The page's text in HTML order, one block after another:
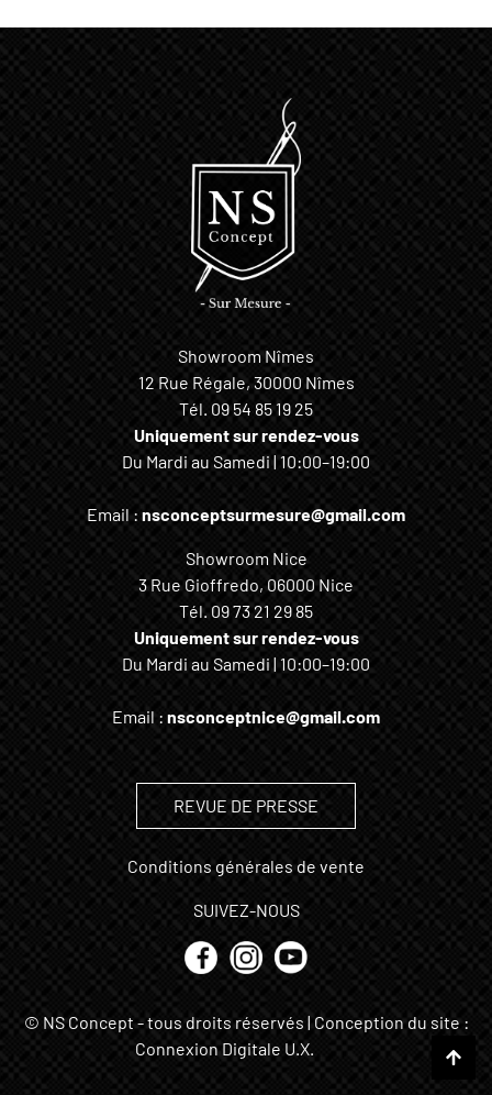
Showroom Nîmes
12 Rue Régale, 30000 Nîmes
Tél. 09 54 85 19 25
Uniquement sur rendez-vous
Du Mardi au Samedi | 10:00–19:00
Email : nsconceptsurmesure@gmail.com
Showroom Nice
3 Rue Gioffredo, 06000 Nice
Tél. 09 73 21 29 85
Uniquement sur rendez-vous
Du Mardi au Samedi | 10:00–19:00
Email : nsconceptnice@gmail.com
REVUE DE PRESSE
Conditions générales de vente
SUIVEZ-NOUS
© NS Concept - tous droits réservés | Conception du site :
Connexion Digitale U.X.